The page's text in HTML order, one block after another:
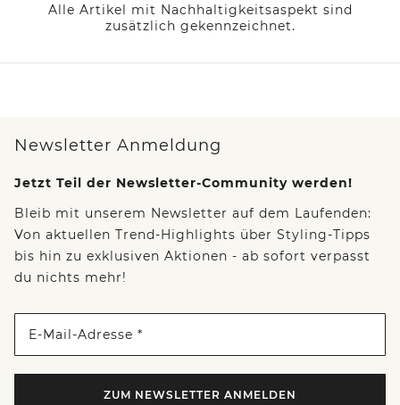
Alle Artikel mit Nachhaltigkeitsaspekt sind
zusätzlich gekennzeichnet.
Newsletter Anmeldung
Jetzt Teil der Newsletter-Community werden!
Bleib mit unserem Newsletter auf dem Laufenden:
Von aktuellen Trend-Highlights über Styling-Tipps
bis hin zu exklusiven Aktionen - ab sofort verpasst
du nichts mehr!
E-Mail-Adresse *
ZUM NEWSLETTER ANMELDEN